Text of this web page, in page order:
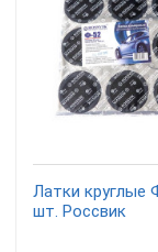
Латки круглые
шт. Россвик